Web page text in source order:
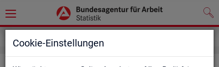
Cookie-Einstellungen